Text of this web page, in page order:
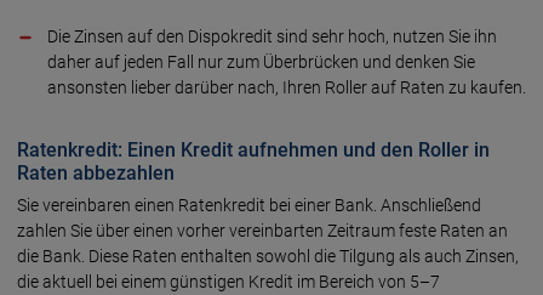
Die Zinsen auf den Dispokredit sind sehr hoch, nutzen Sie ihn
daher auf jeden Fall nur zum Überbrücken und denken Sie
ansonsten lieber darüber nach, Ihren Roller auf Raten zu kaufen.
Ratenkredit: Einen Kredit aufnehmen und den Roller in
Raten abbezahlen
Sie vereinbaren einen Ratenkredit bei einer Bank. Anschließend
zahlen Sie über einen vorher vereinbarten Zeitraum feste Raten an
die Bank. Diese Raten enthalten sowohl die Tilgung als auch Zinsen,
die aktuell bei einem günstigen Kredit im Bereich von 5–7